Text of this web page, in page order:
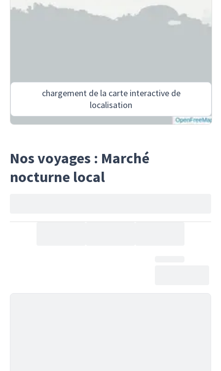
chargement de la carte interactive de
localisation
Nos voyages : Marché
nocturne local